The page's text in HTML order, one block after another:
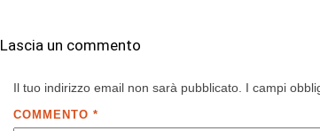
Lascia un commento
Il tuo indirizzo email non sarà pubblicato. I campi
COMMENTO *